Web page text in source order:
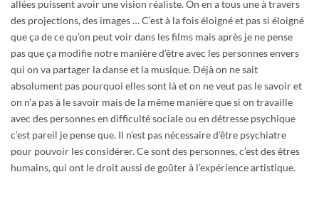
allées puissent avoir une vision réaliste. On en a tous une à travers
des projections, des images … C’est à la fois éloigné et pas si éloigné
que ça de ce qu’on peut voir dans les films mais après je ne pense
pas que ça modifie notre manière d’être avec les personnes envers
qui on va partager la danse et la musique. Déjà on ne sait
absolument pas pourquoi elles sont là et on ne veut pas le savoir et
on n’a pas à le savoir mais de la même manière que si on travaille
avec des personnes en difficulté sociale ou en détresse psychique
c’est pareil je pense que. Il n’est pas nécessaire d’être psychiatre
pour pouvoir les considérer. Ce sont des personnes, c’est des êtres
humains, qui ont le droit aussi de goûter à l’expérience artistique.